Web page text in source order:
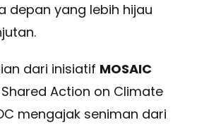
depan yang lebih hijau
dari inisiatif MOSAIC
Action on Climate
mengajak seniman dari